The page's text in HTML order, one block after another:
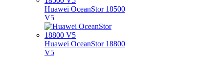
Huawei OceanStor 18500
V5
Huawei OceanStor 18800
V5